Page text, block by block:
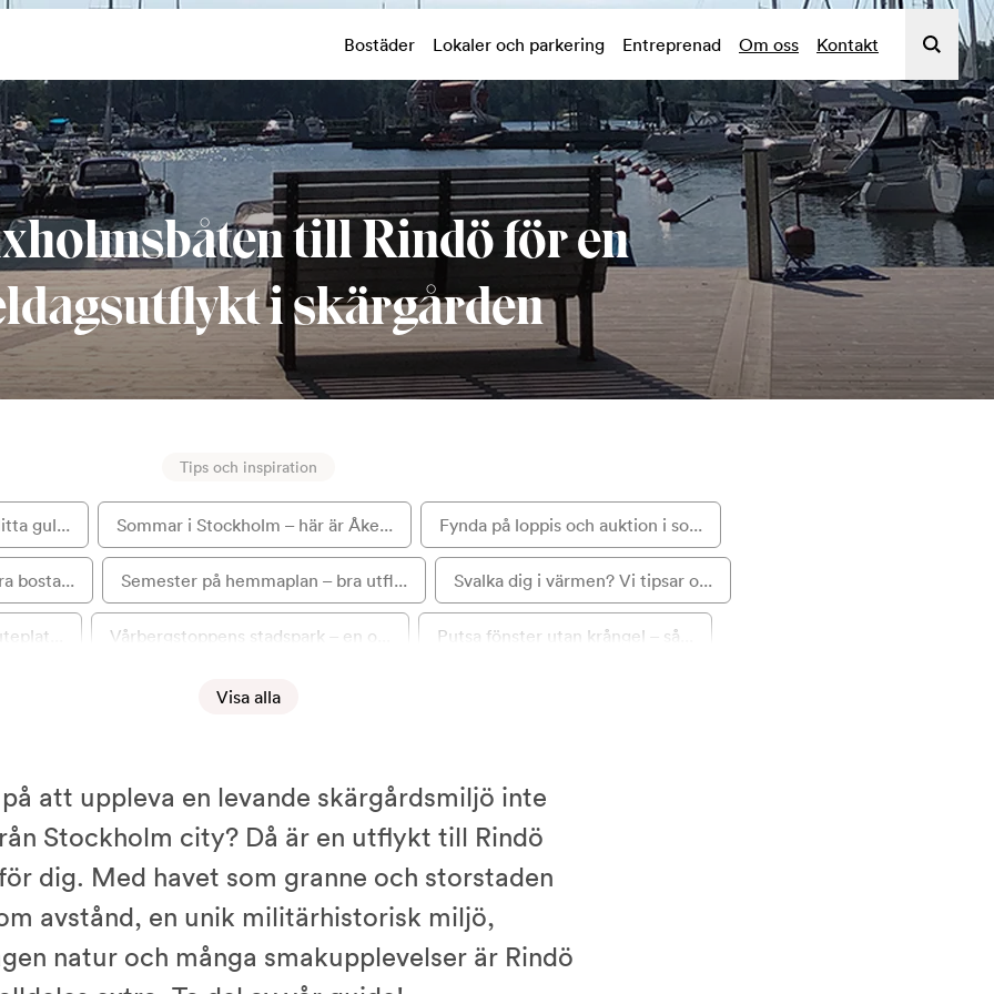
Bostäder Lokaler och parkering Entreprenad Om oss Kontakt
till Rindö för en
i skärgården
Tips och inspiration
gul... Sommar i Stockholm – här är Åke... Fynda på loppis och auktion i so...
bosta... Semester på hemmaplan – bra utfl... Svalka dig i värmen? Vi tipsar o...
Vårbergstoppens stadspark – en o... Putsa fönster utan krångel – så...
Odla på balkongen – så kommer du...
fyra fa... Gå på sightseeing i Uppsala – i... Städa miljövänligt med bikarbona...
ga... Inred med ljus – en guide till r...
– 5 enkla... Fixa kräftskiva på balkongen Ta Waxholmsbåten till Rindö för...
Här är 5... Cykelutflykt till Kristi himmels... 5 tips för bästa hemmakontoret
Visa alla
att uppleva en levande skärgårdsmiljö inte
Stockholm city? Då är en utflykt till Rindö
dig. Med havet som granne och storstaden
avstånd, en unik militärhistorisk miljö,
natur och många smakupplevelser är Rindö